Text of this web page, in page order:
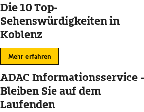
Die 10 Top-
Sehenswürdigkeiten in
Koblenz
Mehr erfahren
ADAC Informationsservice -
Bleiben Sie auf dem
Laufenden